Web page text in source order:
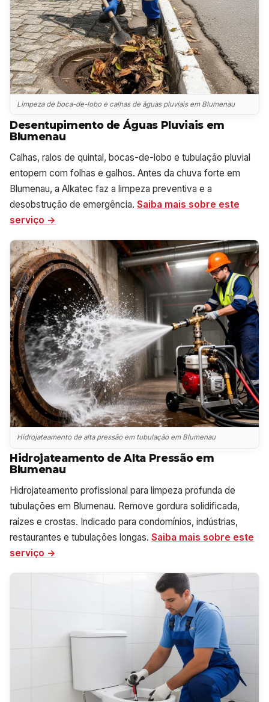
Limpeza de boca-de-lobo e calhas de águas pluviais em Blumenau
Desentupimento de Águas Pluviais em
Blumenau
Calhas, ralos de quintal, bocas-de-lobo e tubulação pluvial
entopem com folhas e galhos. Antes da chuva forte em
Blumenau, a Alkatec faz a limpeza preventiva e a
desobstrução de emergência. Saiba mais sobre este
serviço →
Hidrojateamento de alta pressão em tubulação em Blumenau
Hidrojateamento de Alta Pressão em
Blumenau
Hidrojateamento profissional para limpeza profunda de
tubulações em Blumenau. Remove gordura solidificada,
raízes e crostas. Indicado para condomínios, indústrias,
restaurantes e tubulações longas. Saiba mais sobre este
serviço →